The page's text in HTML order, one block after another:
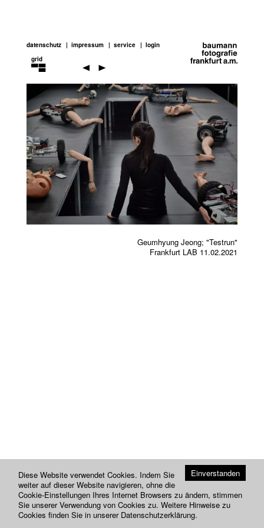
datenschutz impressum service
login
grid
performance-
art
Geumhyung Jeong; "Testrun"
Frankfurt LAB 11.02.2021
Einverstanden
Diese Website verwendet Cookies. Indem Sie
weiter auf dieser Website navigieren, ohne die
Cookie-Einstellungen Ihres Internet Browsers zu ändern, stimmen
Sie unserer Verwendung von Cookies zu. Weitere Hinweise zu
Cookies finden Sie in unserer Datenschutzerklärung.